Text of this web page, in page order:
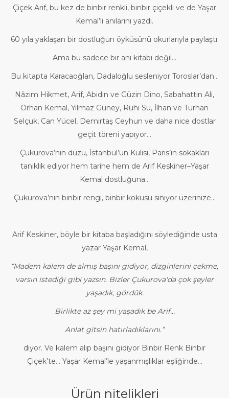
Çiçek Arif, bu kez de binbir renkli, binbir çiçekli ve de Yaşar
Kemal’li anılarını yazdı.
60 yıla yaklaşan bir dostluğun öyküsünü okurlarıyla paylaştı.
Ama bu sadece bir anı kitabı değil…
Bu kitapta Karacaoğlan, Dadaloğlu sesleniyor Toroslar’dan…
Nâzım Hikmet, Arif, Abidin ve Güzin Dino, Sabahattin Ali,
Orhan Kemal, Yılmaz Güney, Ruhi Su, İlhan ve Turhan
Selçuk, Can Yücel, Demirtaş Ceyhun ve daha nice dostlar
geçit töreni yapıyor…
Çukurova’nın düzü, İstanbul’un Kulisi, Paris’in sokakları
tanıklık ediyor hem tarihe hem de Arif Keskiner–Yaşar
Kemal dostluğuna…
Çukurova’nın binbir rengi, binbir kokusu siniyor üzerinize…
Arif Keskiner, böyle bir kitaba başladığını söylediğinde usta
yazar Yaşar Kemal,
“Madem kalem de almış başını gidiyor, dizginlerini çekme,
varsın istediği gibi yazsın. Bizler Çukurova'da çok şeyler
yaşadık, gördük.
Birlikte az şey mi yaşadık be Arif…
Anlat gitsin hatırladıklarını.”
diyor. Ve kalem alıp başını gidiyor Binbir Renk Binbir
Çiçek’te… Yaşar Kemal’le yaşanmışlıklar eşliğinde…
Ürün nitelikleri